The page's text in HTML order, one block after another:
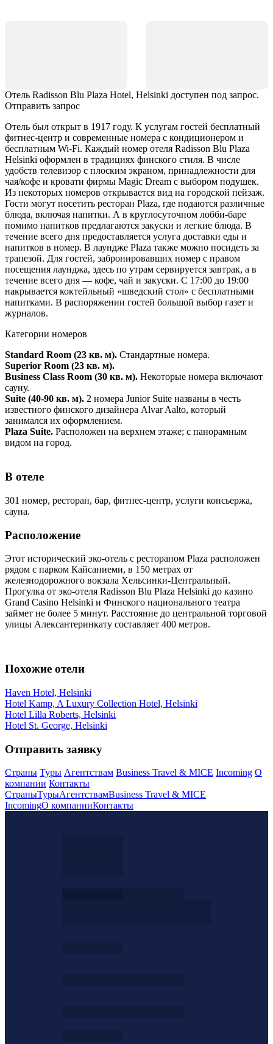
Отель Radisson Blu Plaza Hotel, Helsinki доступен под запрос.
Отправить запрос
Отель был открыт в 1917 году. К услугам гостей бесплатный
фитнес-центр и современные номера с кондиционером и
бесплатным Wi-Fi. Каждый номер отеля Radisson Blu Plaza
Helsinki оформлен в традициях финского стиля. В числе
удобств телевизор с плоским экраном, принадлежности для
чая/кофе и кровати фирмы Magic Dream с выбором подушек.
Из некоторых номеров открывается вид на городской пейзаж.
Гости могут посетить ресторан Plaza, где подаются различные
блюда, включая напитки. А в круглосуточном лобби-баре
помимо напитков предлагаются закуски и легкие блюда. В
течение всего дня предоставляется услуга доставки еды и
напитков в номер. В лаундже Plaza также можно посидеть за
трапезой. Для гостей, забронировавших номер с правом
посещения лаунджа, здесь по утрам сервируется завтрак, а в
течение всего дня — кофе, чай и закуски. С 17:00 до 19:00
накрывается коктейльный «шведский стол» с бесплатными
напитками. В распоряжении гостей большой выбор газет и
журналов.
Категории номеров
Standard Room (23 кв. м). Стандартные номера.
Superior Room (23 кв. м).
Business Class Room (30 кв. м). Некоторые номера включают
сауну.
Suite (40-90 кв. м). 2 номера Junior Suite названы в честь
известного финского дизайнера Alvar Aalto, который
занимался их оформлением.
Plaza Suite. Расположен на верхнем этаже; с панорамным
видом на город.
В отеле
301 номер, ресторан, бар, фитнес-центр, услуги консьержа,
сауна.
Расположение
Этот исторический эко-отель с рестораном Plaza расположен
рядом с парком Кайсаниеми, в 150 метрах от
железнодорожного вокзала Хельсинки-Центральный.
Прогулка от эко-отеля Radisson Blu Plaza Helsinki до казино
Grand Casino Helsinki и Финского национального театра
займет не более 5 минут. Расстояние до центральной торговой
улицы Алексантеринкату составляет 400 метров.
Похожие отели
Haven Hotel, Helsinki
Hotel Kamp, A Luxury Collection Hotel, Helsinki
Hotel Lilla Roberts, Helsinki
Hotel St. George, Helsinki
Отправить заявку
Страны Туры Агентствам Business Travel & MICE Incoming О
компании Контакты
СтраныТурыАгентствамBusiness Travel & MICE
IncomingО компанииКонтакты